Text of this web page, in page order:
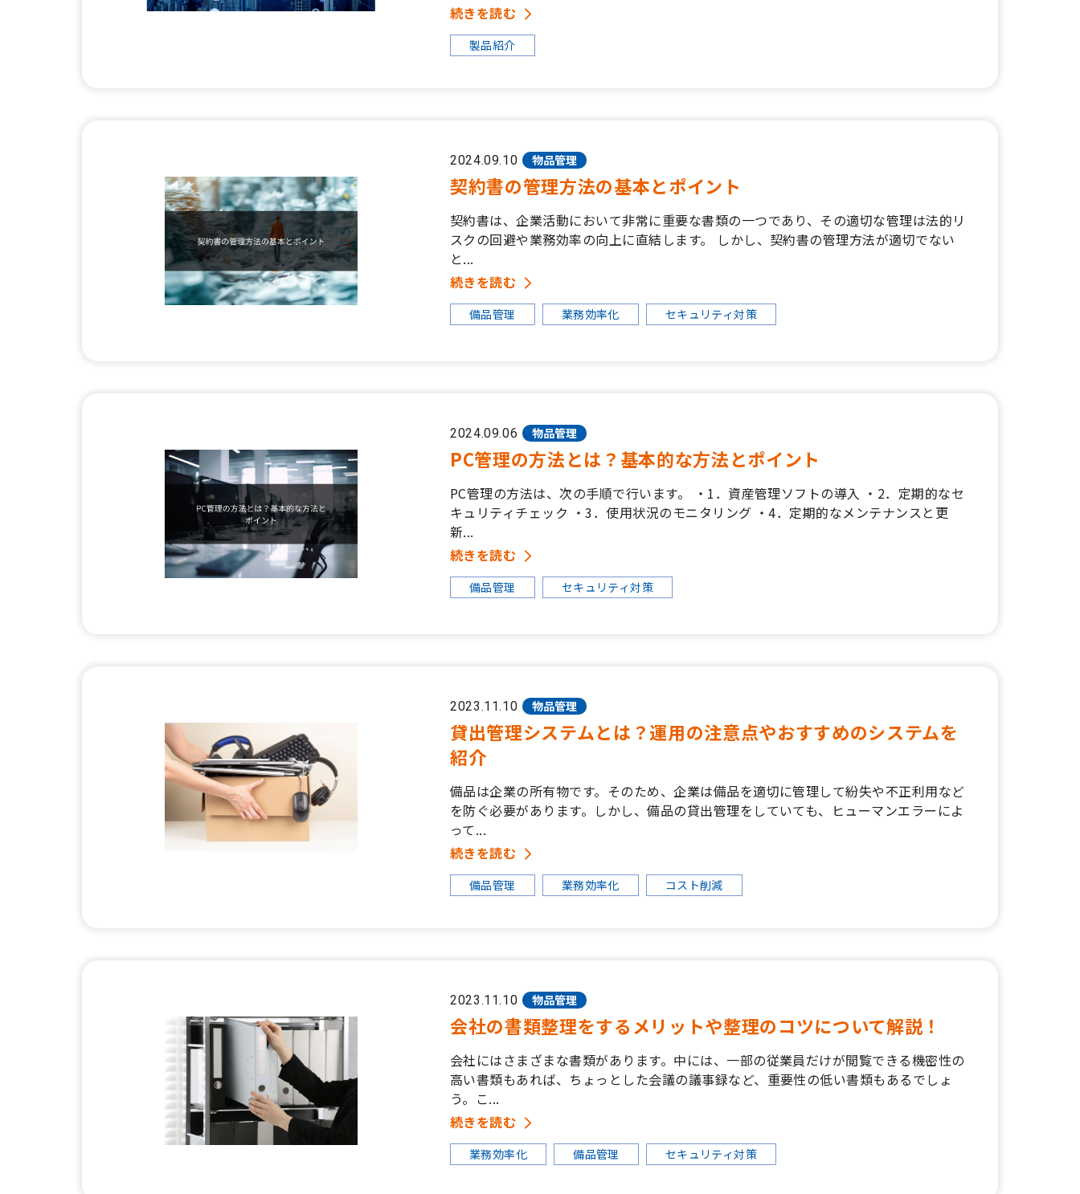
続きを読む
製品紹介
2024.09.10 物品管理
契約書の管理方法の基本とポイント
契約書は、企業活動において非常に重要な書類の一つであり、その適切な管理は法的リ
スクの回避や業務効率の向上に直結します。 しかし、契約書の管理方法が適切でない
と...
続きを読む
備品管理 業務効率化 セキュリティ対策
2024.09.06 物品管理
PC管理の方法とは？基本的な方法とポイント
PC管理の方法は、次の手順で行います。 ・1．資産管理ソフトの導入 ・2．定期的なセ
キュリティチェック ・3．使用状況のモニタリング ・4．定期的なメンテナンスと更
新...
続きを読む
備品管理 セキュリティ対策
2023.11.10 物品管理
貸出管理システムとは？運用の注意点やおすすめのシステムを
紹介
備品は企業の所有物です。そのため、企業は備品を適切に管理して紛失や不正利用など
を防ぐ必要があります。しかし、備品の貸出管理をしていても、ヒューマンエラーによ
って...
続きを読む
備品管理 業務効率化 コスト削減
2023.11.10 物品管理
会社の書類整理をするメリットや整理のコツについて解説！
会社にはさまざまな書類があります。中には、一部の従業員だけが閲覧できる機密性の
高い書類もあれば、ちょっとした会議の議事録など、重要性の低い書類もあるでしょ
う。こ...
続きを読む
業務効率化 備品管理 セキュリティ対策